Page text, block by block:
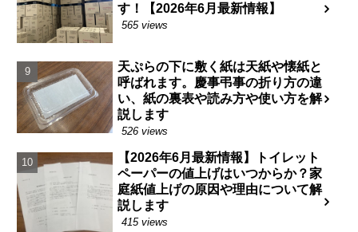
す！【2026年6月最新情報】
565 views
天ぷらの下に敷く紙は天紙や懐紙と
呼ばれます。慶事弔事の折り方の違
い、紙の裏表や読み方や使い方を解
説します
526 views
【2026年6月最新情報】トイレット
ペーパーの値上げはいつからか？家
庭紙値上げの原因や理由について解
説します
415 views